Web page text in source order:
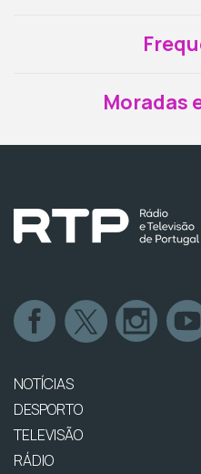
Moradas
NOTÍCIAS
DESPORTO
TELEVISÃO
RÁDIO